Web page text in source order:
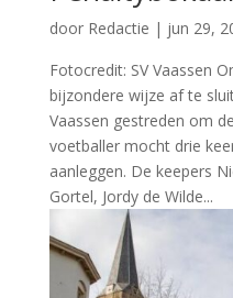
door Redactie | jun 29,
Fotocredit: SV Vaassen
bijzondere wijze af te
Vaassen gestreden om
voetballer mocht drie
aanleggen. De keepers
Gortel, Jordy de Wilde...